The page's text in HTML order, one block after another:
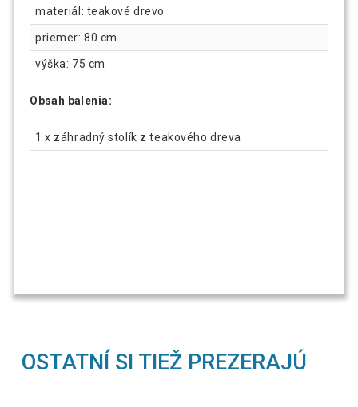
materiál: teakové drevo
priemer: 80 cm
výška: 75 cm
Obsah balenia:
1 x záhradný stolík z teakového dreva
OSTATNÍ SI TIEŽ PREZERAJÚ